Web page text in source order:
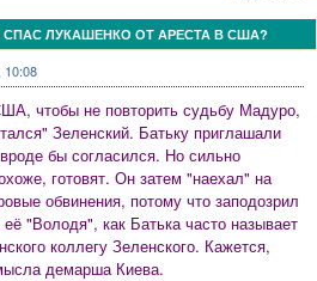
ЛУКАШЕНКО ОТ АРЕСТА В США?
10:08
чтобы не повторить судьбу Мадуро,
Зеленский. Батьку приглашали
бы согласился. Но сильно
готовят. Он затем "наехал" на
обвинения, потому что заподозрил
"Володя", как Батька часто называет
коллегу Зеленского. Кажется,
демарша Киева.